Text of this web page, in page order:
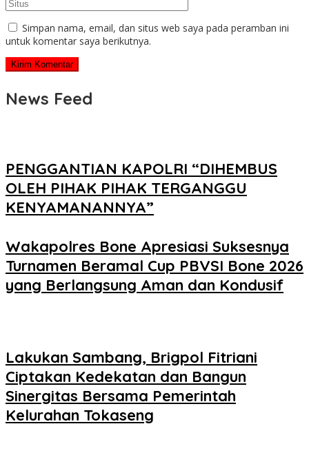
Simpan nama, email, dan situs web saya pada peramban ini
untuk komentar saya berikutnya.
News Feed
PENGGANTIAN KAPOLRI “DIHEMBUS
OLEH PIHAK PIHAK TERGANGGU
KENYAMANANNYA”
Wakapolres Bone Apresiasi Suksesnya
Turnamen Beramal Cup PBVSI Bone 2026
yang Berlangsung Aman dan Kondusif
Lakukan Sambang, Brigpol Fitriani
Ciptakan Kedekatan dan Bangun
Sinergitas Bersama Pemerintah
Kelurahan Tokaseng